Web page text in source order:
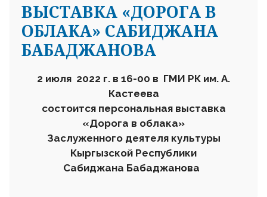
ВЫСТАВКА «ДОРОГА В
ОБЛАКА» САБИДЖАНА
БАБАДЖАНОВА
2 июля 2022 г. в 16-00 в ГМИ РК им. А.
Кастеева
состоится персональная выставка
«Дорога в облака»
Заслуженного деятеля культуры
Кыргызской Республики
Сабиджана Бабаджанова